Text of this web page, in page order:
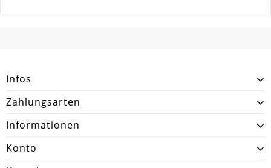
Infos
Zahlungsarten
Informationen
Konto